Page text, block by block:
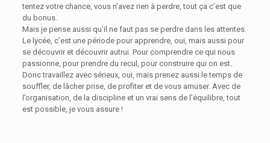
tentez votre chance, vous n’avez rien à perdre, tout ça c’est que
du bonus.
Mais je pense aussi qu’il ne faut pas se perdre dans les attentes.
Le lycée, c’est une période pour apprendre, oui, mais aussi pour
se découvrir et découvrir autrui. Pour comprendre ce qui nous
passionne, pour prendre du recul, pour construire qui on est.
Donc travaillez avec sérieux, oui, mais prenez aussi le temps de
souffler, de lâcher prise, de profiter et de vous amuser. Avec de
l’organisation, de la discipline et un vrai sens de l’équilibre, tout
est possible, je vous assure !